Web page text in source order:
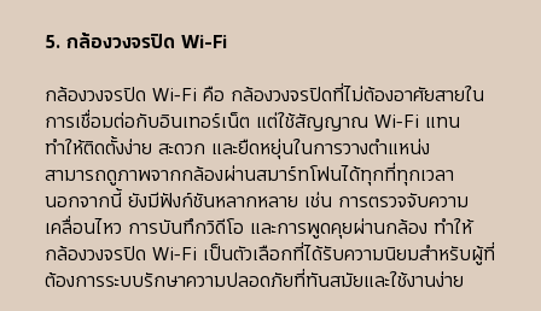
5. กล้องวงจรปิด Wi-Fi
กล้องวงจรปิด Wi-Fi คือ กล้องวงจรปิดที่ไม่ต้องอาศัยสายใน
การเชื่อมต่อกับอินเทอร์เน็ต แต่ใช้สัญญาณ Wi-Fi แทน
ทำให้ติดตั้งง่าย สะดวก และยืดหยุ่นในการวางตำแหน่ง
สามารถดูภาพจากกล้องผ่านสมาร์ทโฟนได้ทุกที่ทุกเวลา
นอกจากนี้ ยังมีฟังก์ชันหลากหลาย เช่น การตรวจจับความ
เคลื่อนไหว การบันทึกวิดีโอ และการพูดคุยผ่านกล้อง ทำให้
กล้องวงจรปิด Wi-Fi เป็นตัวเลือกที่ได้รับความนิยมสำหรับผู้ที่
ต้องการระบบรักษาความปลอดภัยที่ทันสมัยและใช้งานง่าย